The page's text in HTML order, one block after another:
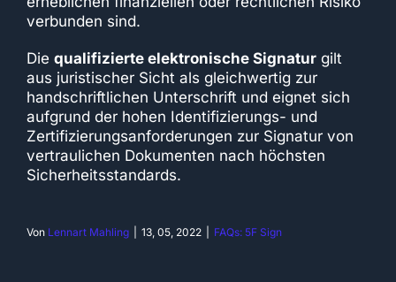
verbunden sind.
Die qualifizierte elektronische Signaturgilt
aus juristischer Sicht als gleichwertig zur
handschriftlichen Unterschrift und eignet sich
aufgrund der hohen Identifizierungs- und
Zertifizierungsanforderungen zur Signatur von
vertraulichen Dokumenten nach höchsten
Sicherheitsstandards.
Von Lennart Mahling 13, 05, 2022 FAQs: 5F Sign